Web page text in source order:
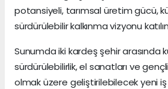
potansiyeli, tarımsal üretim gücü,
sürdürülebilir kalkınma vizyonu
Sunumda iki kardeş şehir arasında
sürdürülebilirlik, el sanatları ve
olmak üzere geliştirilebilecek yeni iş